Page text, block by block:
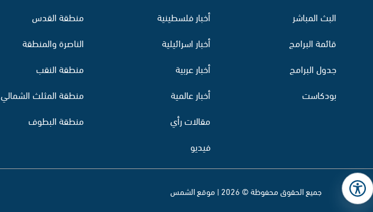
البث المباشر
قائمة البرامج
جدول البرامج
بودكاست
أخبار فلسطينية
أخبار اسرائيلية
أخبار عربية
أخبار عالمية
مقالات رأي
فيديو
منطقة القدس
الناصرة والمنطقة
منطقة النقب
منطقة المثلث الشمالي
منطقة البطوف
جميع الحقوق محفوظة © 2026 | موقع الشمس